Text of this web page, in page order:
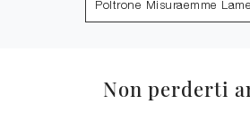
Poltrone Misuraemme
Non perderti